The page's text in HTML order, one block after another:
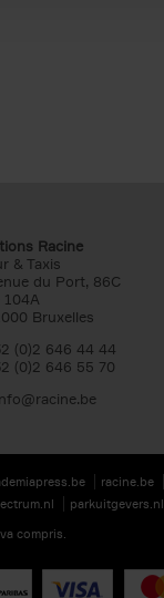
Racine
& Taxis
du Port, 86C
104A
Bruxelles
(0)2 646 44 44
(0)2 646 55 70
racine.be
parkuitgevers.nl
compris.